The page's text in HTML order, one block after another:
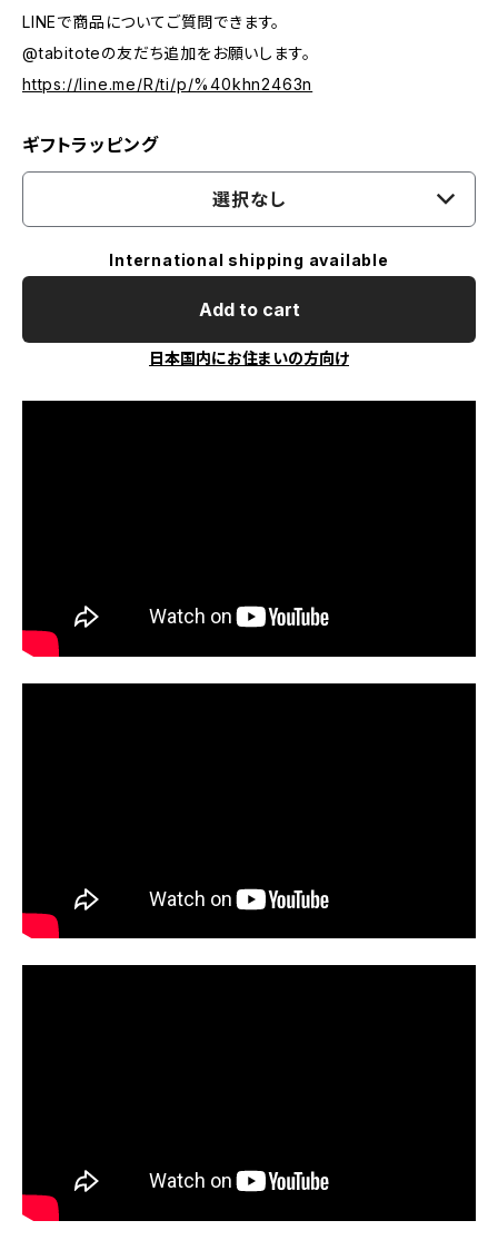
LINEで商品についてご質問できます。
@tabitoteの友だち追加をお願いします。
https://line.me/R/ti/p/%40khn2463n
ギフトラッピング
選択なし
International shipping available
Add to cart
日本国内にお住まいの方向け